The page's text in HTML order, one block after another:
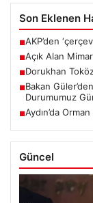
Son Eklenen
■AKP’den
■Açık Alan
■Dorukhan
■Bakan
Durumumuz
■Aydın’da
Güncel